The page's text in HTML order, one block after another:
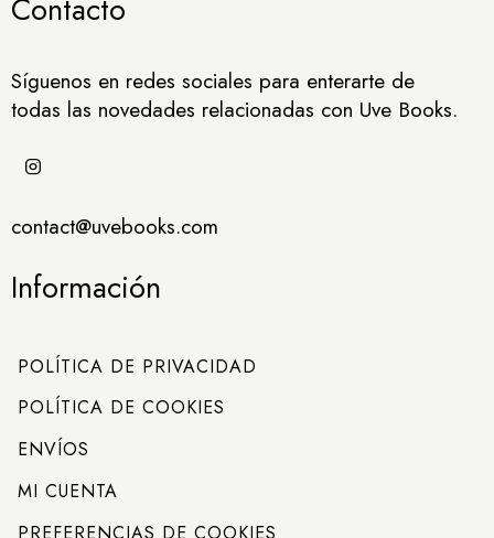
Contacto
Síguenos en redes sociales para enterarte de
todas las novedades relacionadas con Uve Books.
contact@uvebooks.com
Información
POLÍTICA DE PRIVACIDAD
POLÍTICA DE COOKIES
ENVÍOS
MI CUENTA
PREFERENCIAS DE COOKIES